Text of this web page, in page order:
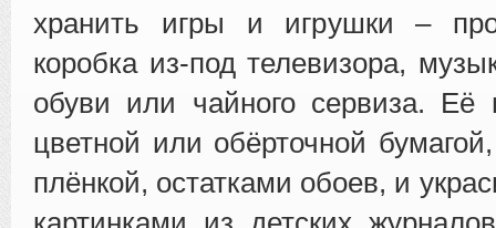
хранить игры и игрушки –
коробка из-под телевизора,
обуви или чайного сервиза. Её
цветной или обёрточной
плёнкой, остатками обоев, и